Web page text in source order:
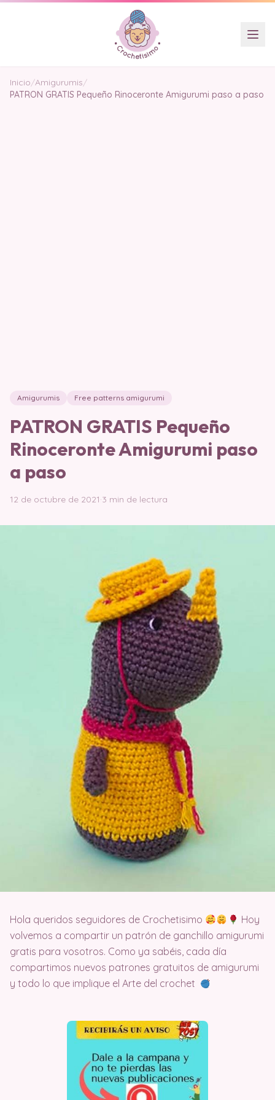
Inicio/Amigurumis/
PATRON GRATIS Pequeño Rinoceronte Amigurumi paso a paso
Amigurumis Free patterns amigurumi
PATRON GRATIS Pequeño
Rinoceronte Amigurumi paso
a paso
12 de octubre de 2021·3 min de lectura
Hola queridos seguidores de Crochetisimo
Hoy
volvemos a compartir un patrón de ganchillo amigurumi
gratis para vosotros. Como ya sabéis, cada día
compartimos nuevos patrones gratuitos de amigurumi
y todo lo que implique el Arte del crochet